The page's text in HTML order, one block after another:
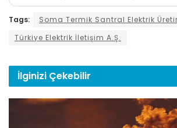
Tags: Soma Termik Santral Elektrik
Türkiye Elektrik İletişim A.Ş.
İlginizi Çekebilir